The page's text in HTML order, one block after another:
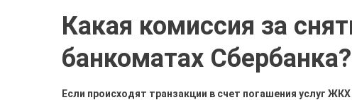
Какая комиссия за
банкоматах Сбербанка?
Если происходят транзакции в счет погашения услуг